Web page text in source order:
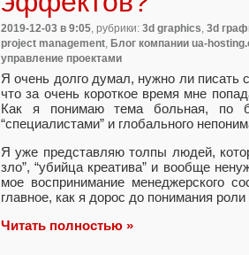
2019-12-03 в 9:05, рубрики: 3d graphics, 3d
project management, Блог компании ua-
управление проектами
Я очень долго думал, нужно ли писать
что за очень короткое время мне
Как я понимаю тема больная, по
“специалистами” и глобального
Я уже представляю толпы людей,
зло”, “убийца креатива” и вообще
мое воспринимание менеджерского
главное, как я дорос до понимания
Читать полностью »